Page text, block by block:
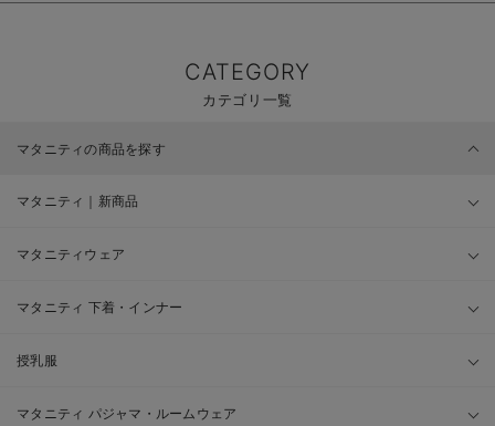
CATEGORY
カテゴリ一覧
マタニティの商品を探す
マタニティ｜新商品
マタニティウェア
マタニティ 下着・インナー
授乳服
マタニティ パジャマ・ルームウェア